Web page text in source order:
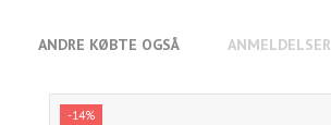
ANDRE KØBTE OGSÅ ANMELDELSER
-14%